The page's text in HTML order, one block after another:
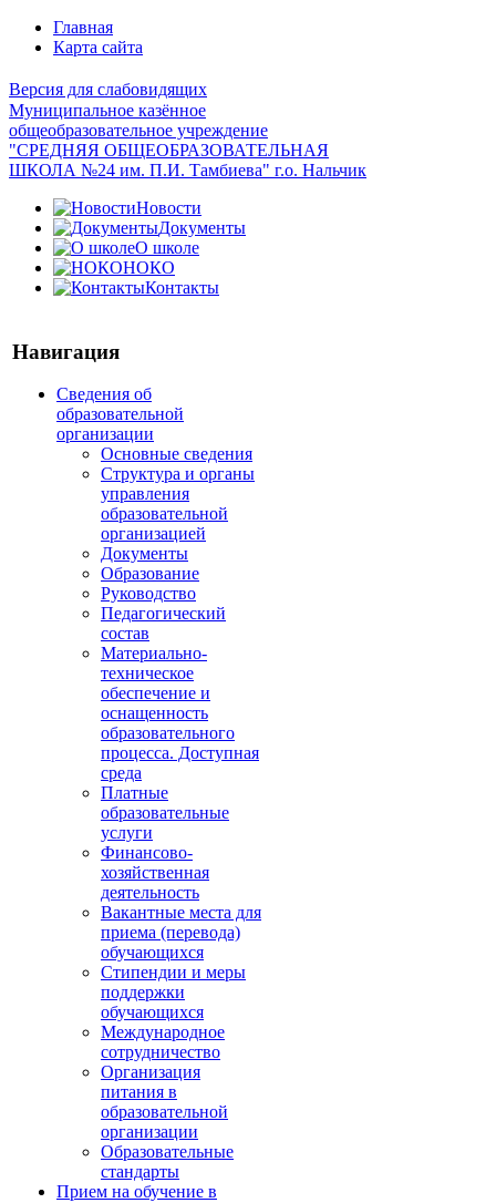
Главная
Карта сайта
Версия для слабовидящих
Муниципальное казённое
общеобразовательное учреждение
"СРЕДНЯЯ ОБЩЕОБРАЗОВАТЕЛЬНАЯ
ШКОЛА №24 им. П.И. Тамбиева" г.о. Нальчик
Новости
Документы
О школе
НОКО
Контакты
Навигация
Сведения об
образовательной
организации
Основные сведения
Структура и органы
управления
образовательной
организацией
Документы
Образование
Руководство
Педагогический
состав
Материально-
техническое
обеспечение и
оснащенность
образовательного
процесса. Доступная
среда
Платные
образовательные
услуги
Финансово-
хозяйственная
деятельность
Вакантные места для
приема (перевода)
обучающихся
Стипендии и меры
поддержки
обучающихся
Международное
сотрудничество
Организация
питания в
образовательной
организации
Образовательные
стандарты
Прием на обучение в